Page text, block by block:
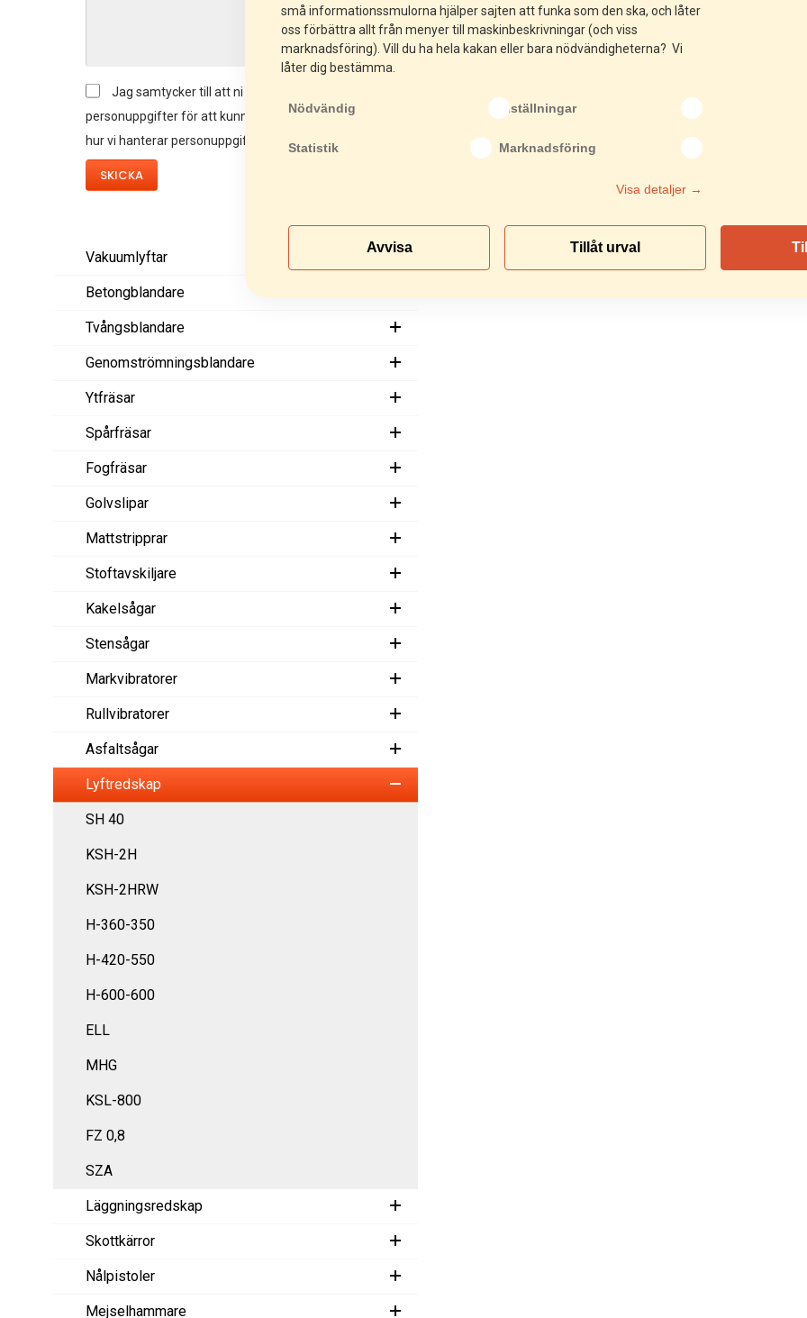
små informationssmulorna hjälper sajten att funka som den ska, och låter
oss förbättra allt från menyer till maskinbeskrivningar (och viss
marknadsföring). Vill du ha hela kakan eller bara nödvändigheterna? Vi
låter dig bestämma.
Nödvändig Inställningar
Statistik Marknadsföring
Visa detaljer →
Avvisa Tillåt urval
Samtycke
*
Jag samtycker till att ni behandlar mina
personuppgifter för att kunna kontakta mig. Läs mer om
hur vi hanterar personuppgifter i vårdataskyddspolicy
Vakuumlyftar
Betongblandare
Tvångsblandare
Genomströmningsblandare
Ytfräsar
Spårfräsar
Fogfräsar
Golvslipar
Mattstripprar
Stoftavskiljare
Kakelsågar
Stensågar
Markvibratorer
Rullvibratorer
Asfaltsågar
Lyftredskap
SH 40
KSH-2H
KSH-2HRW
H-360-350
H-420-550
H-600-600
ELL
MHG
KSL-800
FZ 0,8
SZA
Läggningsredskap
Skottkärror
Nålpistoler
Mejselhammare